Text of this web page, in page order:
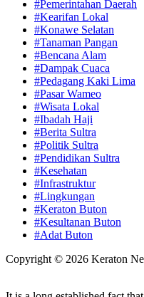
#Pemerintahan Daerah
#Kearifan Lokal
#Konawe Selatan
#Tanaman Pangan
#Bencana Alam
#Dampak Cuaca
#Pedagang Kaki Lima
#Pasar Wameo
#Wisata Lokal
#Ibadah Haji
#Berita Sultra
#Politik Sultra
#Pendidikan Sultra
#Kesehatan
#Infrastruktur
#Lingkungan
#Keraton Buton
#Kesultanan Buton
#Adat Buton
Copyright © 2026 Keraton